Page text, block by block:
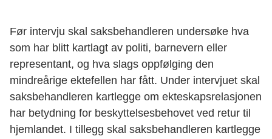
Før intervju skal saksbehandleren undersøke hva
som har blitt kartlagt av politi, barnevern eller
representant, og hva slags oppfølging den
mindreårige ektefellen har fått. Under intervjuet skal
saksbehandleren kartlegge om ekteskapsrelasjonen
har betydning for beskyttelsesbehovet ved retur til
hjemlandet. I tillegg skal saksbehandleren kartlegge